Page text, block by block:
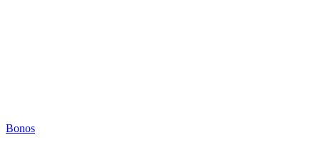
Bonos